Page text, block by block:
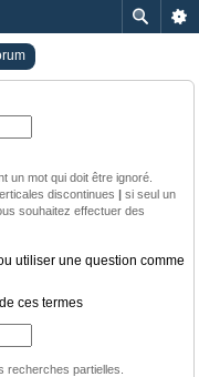
un mot qui doit être ignoré.
discontinues | si seul un
souhaitez effectuer des
utiliser une question comme
ces termes
recherches partielles.